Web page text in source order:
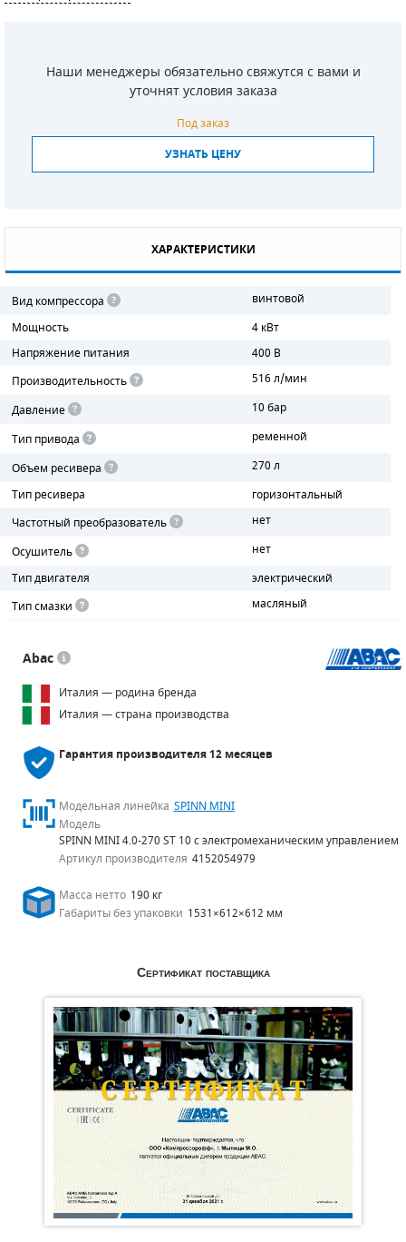
Наши менеджеры обязательно свяжутся с вами и
уточнят условия заказа
Под заказ
УЗНАТЬ ЦЕНУ
ХАРАКТЕРИСТИКИ
Вид компрессора
винтовой
Мощность
4 кВт
Напряжение питания
400 В
Производительность
516 л/мин
Давление
10 бар
Тип привода
ременной
Объем ресивера
270 л
Тип ресивера
горизонтальный
Частотный преобразователь
нет
Осушитель
нет
Тип двигателя
электрический
Тип смазки
масляный
Abac
Италия — родина бренда
Италия — страна производства
Гарантия производителя12 месяцев
Модельная линейка SPINN MINI
Модель
SPINN MINI 4.0-270 ST 10 с электромеханическим управлением
Артикул производителя 4152054979
Масса нетто 190 кг
Габариты без упаковки 1531×612×612 мм
Сертификат поставщика
ДЛЯ АДСОРБЦИОННЫХ ОСУШИТЕЛЕЙ
МОТОРНОЕ МАСЛО
РАДИАТОРЫ
ПОДШИПНИКИ
ПОРШНЕВЫЕ БЛОКИ
ДЕТАЛИ СПИРАЛЬНЫХ КОМПРЕССОРОВ
ДЕТАЛИ НАСОСНОЙ ЧАСТИ
ДЕТАЛИ ПОГРУЖНЫХ НАСОСОВ
ДЛЯ ВАКУУМНЫХ НАСОСОВ